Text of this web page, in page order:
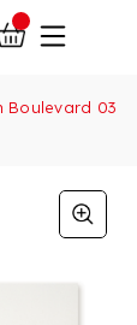
Boulevard 03